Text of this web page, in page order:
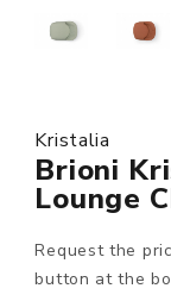
Kristalia
Brioni
Lounge
Request the
button at the